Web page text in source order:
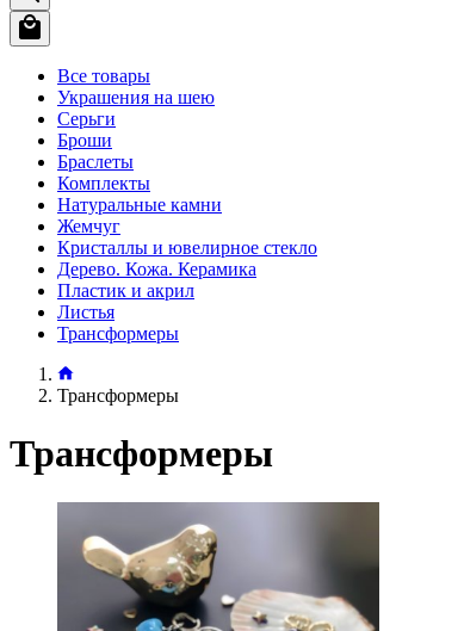
Все товары
Украшения на шею
Серьги
Броши
Браслеты
Комплекты
Натуральные камни
Жемчуг
Кристаллы и ювелирное стекло
Дерево. Кожа. Керамика
Пластик и акрил
Листья
Трансформеры
Трансформеры
Трансформеры